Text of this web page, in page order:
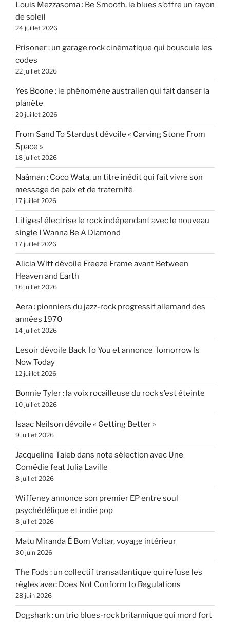
Louis Mezzasoma : Be Smooth, le blues s’offre un rayon
de soleil
24 juillet 2026
Prisoner : un garage rock cinématique qui bouscule les
codes
22 juillet 2026
Yes Boone : le phénomène australien qui fait danser la
planète
20 juillet 2026
From Sand To Stardust dévoile « Carving Stone From
Space »
18 juillet 2026
Naâman : Coco Wata, un titre inédit qui fait vivre son
message de paix et de fraternité
17 juillet 2026
Litiges! électrise le rock indépendant avec le nouveau
single I Wanna Be A Diamond
17 juillet 2026
Alicia Witt dévoile Freeze Frame avant Between
Heaven and Earth
16 juillet 2026
Aera : pionniers du jazz-rock progressif allemand des
années 1970
14 juillet 2026
Lesoir dévoile Back To You et annonce Tomorrow Is
Now Today
12 juillet 2026
Bonnie Tyler : la voix rocailleuse du rock s’est éteinte
10 juillet 2026
Isaac Neilson dévoile « Getting Better »
9 juillet 2026
Jacqueline Taieb dans note sélection avec Une
Comédie feat Julia Laville
8 juillet 2026
Wiffeney annonce son premier EP entre soul
psychédélique et indie pop
8 juillet 2026
Matu Miranda É Bom Voltar, voyage intérieur
30 juin 2026
The Fods : un collectif transatlantique qui refuse les
règles avec Does Not Conform to Regulations
28 juin 2026
Dogshark : un trio blues-rock britannique qui mord fort